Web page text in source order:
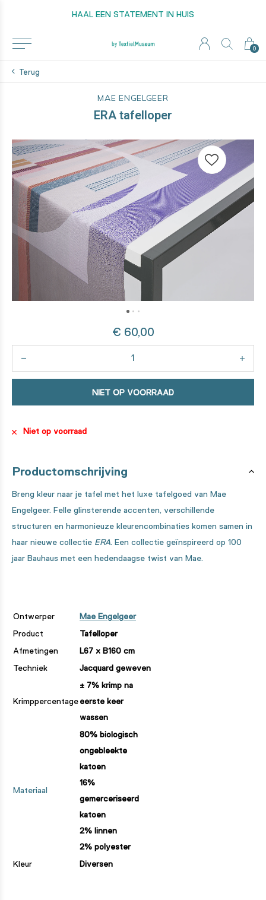
0
HAAL EEN STATEMENT IN HUIS
Terug
MAE ENGELGEER
ERA tafelloper
€ 60,00
NIET OP VOORRAAD
Niet op voorraad
Productomschrijving
Breng kleur naar je tafel met het luxe tafelgoed van Mae
Engelgeer. Felle glinsterende accenten, verschillende
structuren en harmonieuze kleurencombinaties komen samen in
haar nieuwe collectie ERA. Een collectie geïnspireerd op 100
jaar Bauhaus met een hedendaagse twist van Mae.
Ontwerper
Mae Engelgeer
Product
Tafelloper
Afmetingen
L67 x B160 cm
Techniek
Jacquard geweven
Krimppercentage
± 7% krimp na
eerste keer
wassen
Materiaal
80% biologisch
ongebleekte
katoen
16%
gemerceriseerd
katoen
2% linnen
2% polyester
Kleur
Diversen